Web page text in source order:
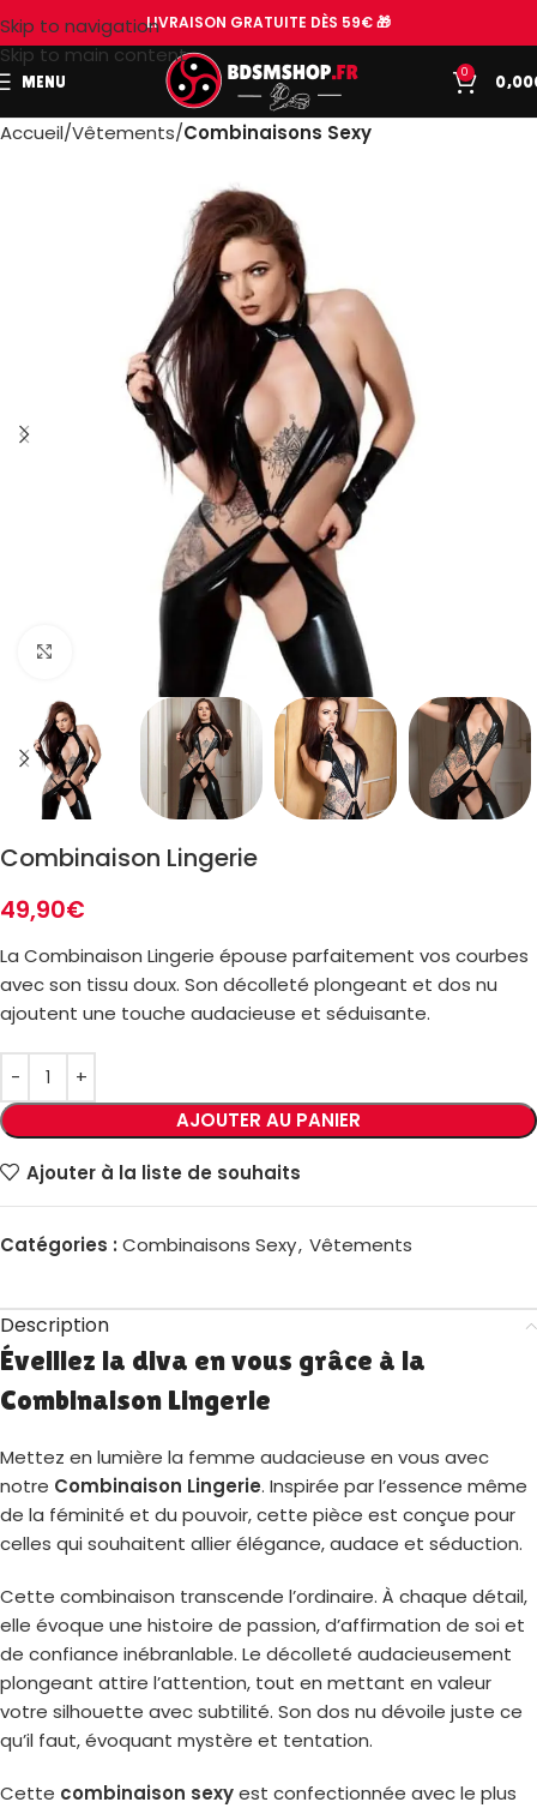
Skip to navigation
Skip to main content
LIVRAISON GRATUITE DÈS 59€ 🎁
MENU
0
0,00
Accueil Vêtements Combinaisons Sexy
Combinaison Lingerie
49,90€
La Combinaison Lingerie épouse parfaitement vos courbes
avec son tissu doux. Son décolleté plongeant et dos nu
ajoutent une touche audacieuse et séduisante.
AJOUTER AU PANIER
Ajouter à la liste de souhaits
Catégories : Combinaisons Sexy, Vêtements
Description
Éveillez la diva en vous grâce à la
Combinaison Lingerie
Mettez en lumière la femme audacieuse en vous avec
notre Combinaison Lingerie. Inspirée par l’essence même
de la féminité et du pouvoir, cette pièce est conçue pour
celles qui souhaitent allier élégance, audace et séduction.
Cette combinaison transcende l’ordinaire. À chaque détail,
elle évoque une histoire de passion, d’affirmation de soi et
de confiance inébranlable. Le décolleté audacieusement
plongeant attire l’attention, tout en mettant en valeur
votre silhouette avec subtilité. Son dos nu dévoile juste ce
qu’il faut, évoquant mystère et tentation.
Cette combinaison sexyest confectionnée avec le plus